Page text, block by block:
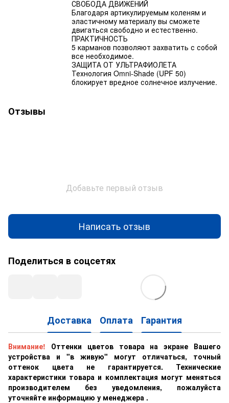
СВОБОДА ДВИЖЕНИЙ
Благодаря артикулируемым коленям и
эластичному материалу вы сможете
двигаться свободно и естественно.
ПРАКТИЧНОСТЬ
5 карманов позволяют захватить с собой
все необходимое.
ЗАЩИТА ОТ УЛЬТРАФИОЛЕТА
Технология Omni-Shade (UPF 50)
блокирует вредное солнечное излучение.
Отзывы
Добавьте первый отзыв
Написать отзыв
Поделиться в соцсетях
Доставка Оплата Гарантия
Внимание!
Оттенки цветов товара на экране Вашего
устройства и "в живую" могут отличаться, точный
оттенок цвета не гарантируется. Технические
характеристики товара и комплектация могут меняться
производителем без уведомления, пожалуйста
уточняйте информацию у менеджера .